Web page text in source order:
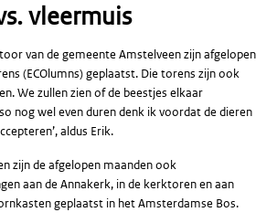
vleermuis
van de gemeente Amstelveen zijn afgelopen
(ECOlumns) geplaatst. Die torens zijn ook
We zullen zien of de beestjes elkaar
nog wel even duren denk ik voordat de dieren
aldus Erik.
zijn de afgelopen maanden ook
aan de Annakerk, in de kerktoren en aan
geplaatst in het Amsterdamse Bos.